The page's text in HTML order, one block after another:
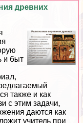
древних
и быт
также и как
с этим задачи,
даются как
учитель при